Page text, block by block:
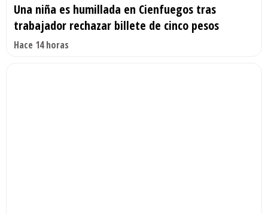
Una niña es humillada en Cienfuegos tras
trabajador rechazar billete de cinco pesos
Hace 14 horas